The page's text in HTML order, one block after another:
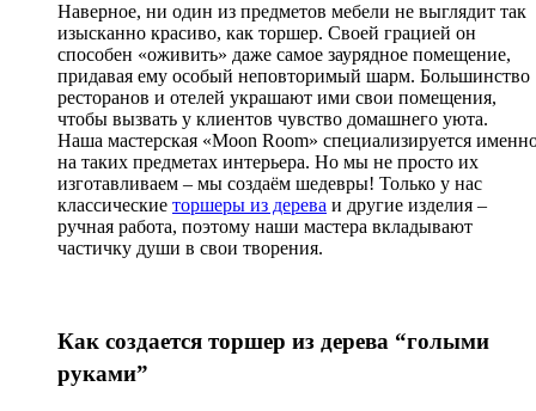
Наверное, ни один из предметов мебели не выглядит так
изысканно красиво, как торшер. Своей грацией он
способен «оживить» даже самое заурядное помещение,
придавая ему особый неповторимый шарм. Большинство
ресторанов и отелей украшают ими свои помещения,
чтобы вызвать у клиентов чувство домашнего уюта.
Наша мастерская «Moon Room» специализируется
на таких предметах интерьера. Но мы не просто их
изготавливаем – мы создаём шедевры! Только у нас
классические торшеры из дерева и другие изделия –
ручная работа, поэтому наши мастера вкладывают
частичку души в свои творения.
Как создается торшер из дерева “голыми
руками”